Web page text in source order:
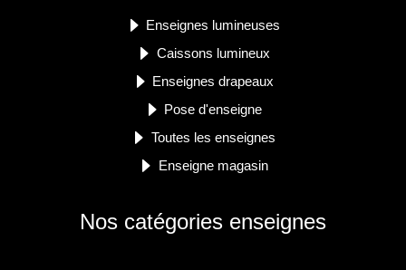
Enseignes lumineuses
Caissons lumineux
Enseignes drapeaux
Pose d'enseigne
Toutes les enseignes
Enseigne magasin
Nos catégories enseignes